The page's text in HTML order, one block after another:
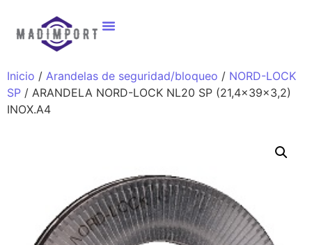
Inicio / Arandelas de seguridad/bloqueo / NORD-LOCK
SP / ARANDELA NORD-LOCK NL20 SP (21,4x39x3,2)
INOX.A4